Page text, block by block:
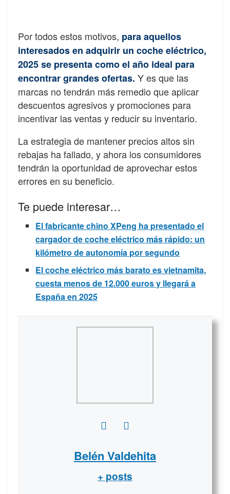
Por todos estos motivos, para aquellos
interesados en adquirir un coche eléctrico,
2025 se presenta como el año ideal para
encontrar grandes ofertas. Y es que las
marcas no tendrán más remedio que aplicar
descuentos agresivos y promociones para
incentivar las ventas y reducir su inventario.
La estrategia de mantener precios altos sin
rebajas ha fallado, y ahora los consumidores
tendrán la oportunidad de aprovechar estos
errores en su beneficio.
Te puede interesar…
El fabricante chino XPeng ha presentado el
cargador de coche eléctrico más rápido: un
kilómetro de autonomía por segundo
El coche eléctrico más barato es vietnamita,
cuesta menos de 12.000 euros y llegará a
España en 2025
Belén Valdehita
+ posts